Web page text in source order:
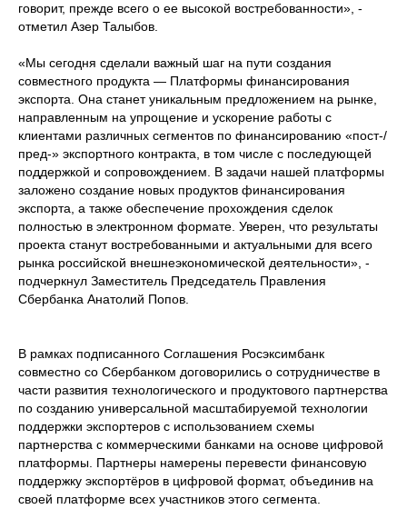
говорит, прежде всего о ее высокой востребованности», -
отметил Азер Талыбов.
«Мы сегодня сделали важный шаг на пути создания
совместного продукта — Платформы финансирования
экспорта. Она станет уникальным предложением на рынке,
направленным на упрощение и ускорение работы с
клиентами различных сегментов по финансированию «пост-/
пред-» экспортного контракта, в том числе с последующей
поддержкой и сопровождением. В задачи нашей платформы
заложено создание новых продуктов финансирования
экспорта, а также обеспечение прохождения сделок
полностью в электронном формате. Уверен, что результаты
проекта станут востребованными и актуальными для всего
рынка российской внешнеэкономической деятельности», -
подчеркнул Заместитель Председатель Правления
Сбербанка Анатолий Попов.
В рамках подписанного Соглашения Росэксимбанк
совместно со Сбербанком договорились о сотрудничестве в
части развития технологического и продуктового партнерства
по созданию универсальной масштабируемой технологии
поддержки экспортеров с использованием схемы
партнерства с коммерческими банками на основе цифровой
платформы. Партнеры намерены перевести финансовую
поддержку экспортёров в цифровой формат, объединив на
своей платформе всех участников этого сегмента.